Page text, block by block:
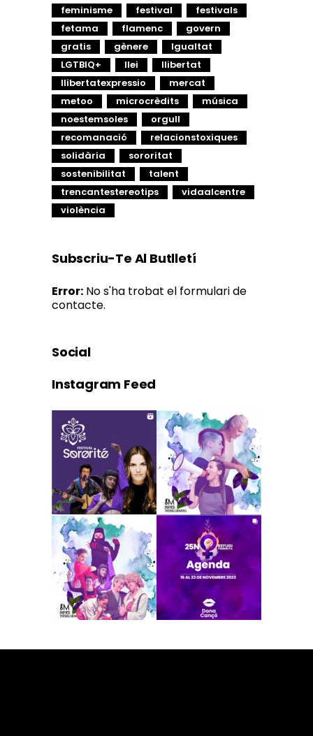
feminisme
festival
festivals
fetama
flamenc
govern
gratis
gènere
Igualtat
LGTBIQ+
llei
llibertat
llibertatexpressio
mercat
metoo
microcrèdits
música
noestemsoles
orgull
recomanació
relacionstoxiques
solidària
sororitat
sostenibilitat
talent
trencantestereotips
vidaalcentre
violència
Subscriu-Te Al Butlletí
Error: No s'ha trobat el formulari de
contacte.
Social
Instagram Feed